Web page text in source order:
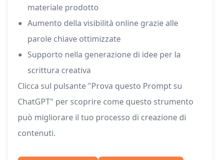
materiale prodotto
Aumento della visibilità online grazie alle
parole chiave ottimizzate
Supporto nella generazione di idee per la
scrittura creativa
Clicca sul pulsante "Prova questo Prompt su
ChatGPT" per scoprire come questo strumento
può migliorare il tuo processo di creazione di
contenuti.